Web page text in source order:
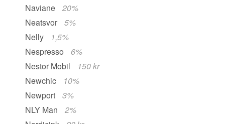
Naviane
20%
Neatsvor
5%
Nelly
1,5%
Nespresso
6%
Nestor Mobil
150 kr
Newchic
10%
Newport
3%
NLY Man
2%